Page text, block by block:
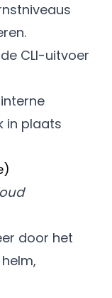
CLI-uitvoer
in plaats
door het